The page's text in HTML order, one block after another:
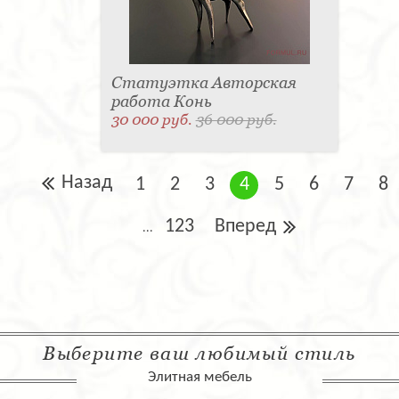
Статуэтка Авторская
работа Конь
30 000 руб.36 000 руб.
Назад 1 2 3 4 5 6 7 8
... 123 Вперед
Выберите ваш любимый стиль
Элитная мебель